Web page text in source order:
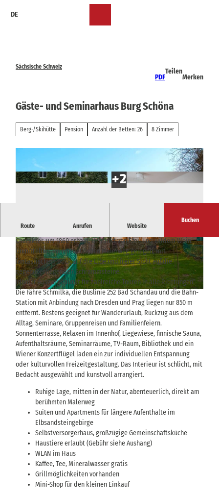
DE
Sächsische Schweiz
PDF
Teilen
Merken
Gäste- und Seminarhaus Burg Schöna
Berg-/Skihütte Pension Anzahl der Betten: 26 8 Zimmer
H
e
r
z
l
i
c
h
w
E
i
n
g
a
n
g
i
n
s
H
a
u
s
S
a
l
o
n
Route Anrufen Website
Buchen
Die Burg Schöna ist ein altes Herrenhaus mit burgähnlichem
Charakter, um 1860 erbaut, umrankt von Efeu und wildem Wein.
Unmittelbar am romantischen Malerweg gelegen, mit
fantastischem Blick auf die Elbe und freier Sicht auf die
gegenüberliegenden Schrammsteine.
Idealer Ausgangspunkt für zahlreiche Touren in alle Richtungen.
Die Fähre Schmilka, die Buslinie 252 Bad Schandau und die Bahn-
Station mit Anbindung nach Dresden und Prag liegen nur 850 m
entfernt. Bestens geeignet für Wanderurlaub, Rückzug aus dem
Alltag, Seminare, Gruppenreisen und Familienfeiern.
Sonnenterrasse, Relaxen im Innenhof, Liegewiese, finnische Sauna,
Aufenthaltsräume, Seminarräume, TV-Raum, Bibliothek und ein
Wiener Konzertflügel laden ein zur individuellen Entspannung
oder kulturvollen Freizeitgestaltung. Das Interieur ist schlicht, mit
Bedacht ausgewählt und kunstvoll arrangiert.
Ruhige Lage, mitten in der Natur, abenteuerlich, direkt am
berühmten Malerweg
Suiten und Apartments für längere Aufenthalte im
Elbsandsteingebirge
Selbstversorgerhaus, großzügige Gemeinschaftsküche
Haustiere erlaubt (Gebühr siehe Aushang)
WLAN im Haus
Kaffee, Tee, Mineralwasser gratis
Grillmöglichkeiten vorhanden
Mini-Shop für den kleinen Einkauf